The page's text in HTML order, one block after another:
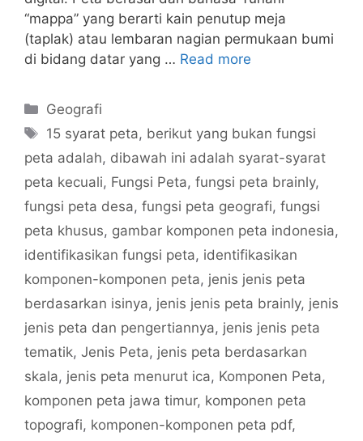
“mappa” yang berarti kain penutup meja
(taplak) atau lembaran nagian permukaan bumi
di bidang datar yang … Read more
Categories
Geografi
Tags
15 syarat peta, berikut yang bukan fungsi
peta adalah, dibawah ini adalah syarat-syarat
peta kecuali, Fungsi Peta, fungsi peta brainly,
fungsi peta desa, fungsi peta geografi, fungsi
peta khusus, gambar komponen peta indonesia,
identifikasikan fungsi peta, identifikasikan
komponen-komponen peta, jenis jenis peta
berdasarkan isinya, jenis jenis peta brainly, jenis
jenis peta dan pengertiannya, jenis jenis peta
tematik, Jenis Peta, jenis peta berdasarkan
skala, jenis peta menurut ica, Komponen Peta,
komponen peta jawa timur, komponen peta
topografi, komponen-komponen peta pdf,